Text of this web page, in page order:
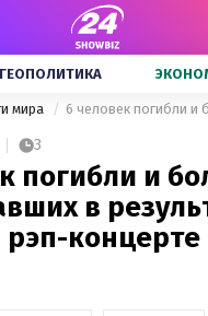
ГЕОПОЛИТИКА
мира
3
погибли и
в
концерте